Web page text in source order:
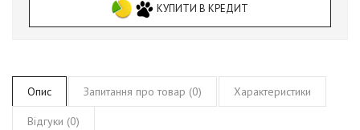
КУПИТИ В КРЕДИТ
Опис Запитання про товар (0) Характеристики
Відгуки (0)